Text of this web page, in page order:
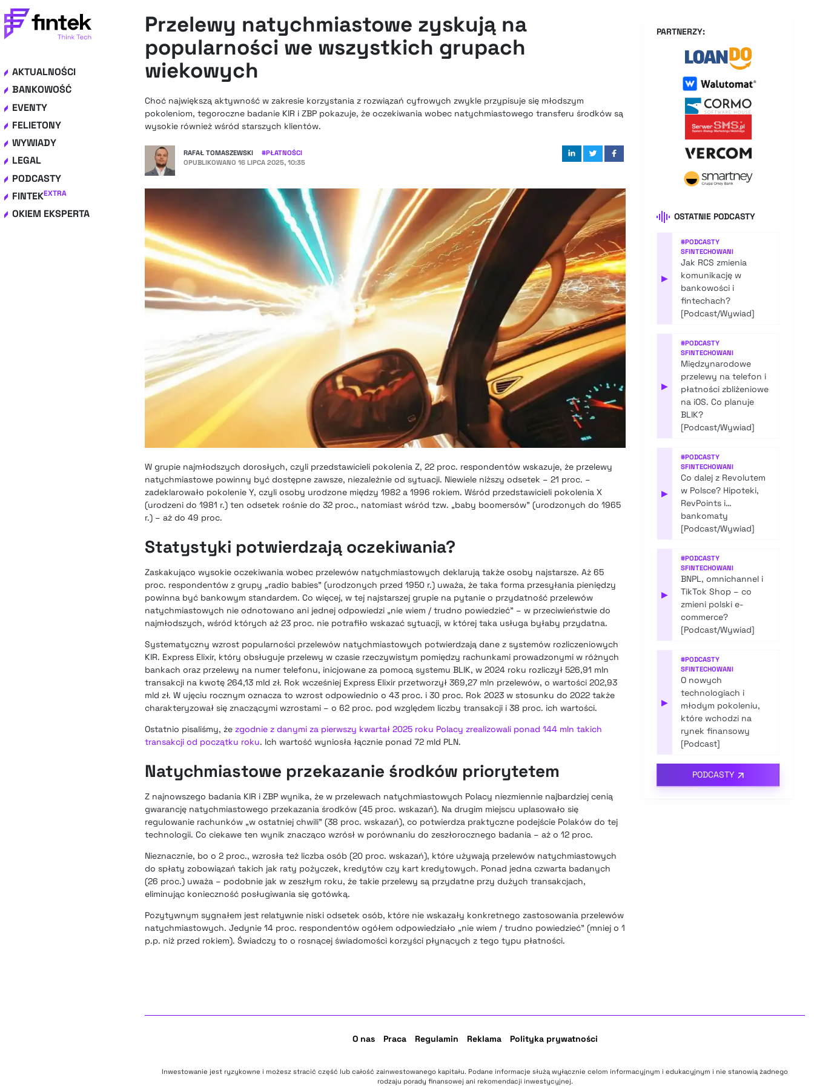
AKTUALNOŚCI
BANKOWOŚĆ
EVENTY
FELIETONY
WYWIADY
LEGAL
PODCASTY
FINTEKEXTRA
OKIEM EKSPERTA
Przelewy natychmiastowe zyskują na
popularności we wszystkich grupach
wiekowych
Choć największą aktywność w zakresie korzystania z rozwiązań cyfrowych zwykle przypisuje się młodszym
pokoleniom, tegoroczne badanie KIR i ZBP pokazuje, że oczekiwania wobec natychmiastowego transferu środków są
wysokie również wśród starszych klientów.
RAFAŁ TOMASZEWSKI #PŁATNOŚCI
OPUBLIKOWANO 16 LIPCA 2025, 10:35
W grupie najmłodszych dorosłych, czyli przedstawicieli pokolenia Z, 22 proc. respondentów wskazuje, że przelewy
natychmiastowe powinny być dostępne zawsze, niezależnie od sytuacji. Niewiele niższy odsetek – 21 proc. –
zadeklarowało pokolenie Y, czyli osoby urodzone między 1982 a 1996 rokiem. Wśród przedstawicieli pokolenia X
(urodzeni do 1981 r.) ten odsetek rośnie do 32 proc., natomiast wśród tzw. „baby boomersów” (urodzonych do 1965
r.) – aż do 49 proc.
Statystyki potwierdzają oczekiwania?
Zaskakująco wysokie oczekiwania wobec przelewów natychmiastowych deklarują także osoby najstarsze. Aż 65
proc. respondentów z grupy „radio babies” (urodzonych przed 1950 r.) uważa, że taka forma przesyłania pieniędzy
powinna być bankowym standardem. Co więcej, w tej najstarszej grupie na pytanie o przydatność przelewów
natychmiastowych nie odnotowano ani jednej odpowiedzi „nie wiem / trudno powiedzieć” – w przeciwieństwie do
najmłodszych, wśród których aż 23 proc. nie potrafiło wskazać sytuacji, w której taka usługa byłaby przydatna.
Systematyczny wzrost popularności przelewów natychmiastowych potwierdzają dane z systemów rozliczeniowych
KIR. Express Elixir, który obsługuje przelewy w czasie rzeczywistym pomiędzy rachunkami prowadzonymi w różnych
bankach oraz przelewy na numer telefonu, inicjowane za pomocą systemu BLIK, w 2024 roku rozliczył 526,91 mln
transakcji na kwotę 264,13 mld zł. Rok wcześniej Express Elixir przetworzył 369,27 mln przelewów, o wartości 202,93
mld zł. W ujęciu rocznym oznacza to wzrost odpowiednio o 43 proc. i 30 proc. Rok 2023 w stosunku do 2022 także
charakteryzował się znaczącymi wzrostami – o 62 proc. pod względem liczby transakcji i 38 proc. ich wartości.
Ostatnio pisaliśmy, że zgodnie z danymi za pierwszy kwartał 2025 roku Polacy zrealizowali ponad 144 mln takich
transakcji od początku roku. Ich wartość wyniosła łącznie ponad 72 mld PLN.
Natychmiastowe przekazanie środków priorytetem
Z najnowszego badania KIR i ZBP wynika, że w przelewach natychmiastowych Polacy niezmiennie najbardziej cenią
gwarancję natychmiastowego przekazania środków (45 proc. wskazań). Na drugim miejscu uplasowało się
regulowanie rachunków „w ostatniej chwili” (38 proc. wskazań), co potwierdza praktyczne podejście Polaków do tej
technologii. Co ciekawe ten wynik znacząco wzrósł w porównaniu do zeszłorocznego badania – aż o 12 proc.
Nieznacznie, bo o 2 proc., wzrosła też liczba osób (20 proc. wskazań), które używają przelewów natychmiastowych
do spłaty zobowiązań takich jak raty pożyczek, kredytów czy kart kredytowych. Ponad jedna czwarta badanych
(26 proc.) uważa – podobnie jak w zeszłym roku, że takie przelewy są przydatne przy dużych transakcjach,
eliminując konieczność posługiwania się gotówką.
Pozytywnym sygnałem jest relatywnie niski odsetek osób, które nie wskazały konkretnego zastosowania przelewów
natychmiastowych. Jedynie 14 proc. respondentów ogółem odpowiedziało „nie wiem / trudno powiedzieć” (mniej o 1
p.p. niż przed rokiem). Świadczy to o rosnącej świadomości korzyści płynących z tego typu płatności.
PARTNERZY:
OSTATNIE PODCASTY
▶
#PODCASTY
SFINTECHOWANI
Jak RCS zmienia
komunikację w
bankowości i
fintechach?
[Podcast/Wywiad]
▶
#PODCASTY
SFINTECHOWANI
Międzynarodowe
przelewy na telefon i
płatności zbliżeniowe
na iOS. Co planuje
BLIK?
[Podcast/Wywiad]
▶
#PODCASTY
SFINTECHOWANI
Co dalej z Revolutem
w Polsce? Hipoteki,
RevPoints i…
bankomaty
[Podcast/Wywiad]
▶
#PODCASTY
SFINTECHOWANI
BNPL, omnichannel i
TikTok Shop – co
zmieni polski e-
commerce?
[Podcast/Wywiad]
▶
#PODCASTY
SFINTECHOWANI
O nowych
technologiach i
młodym pokoleniu,
które wchodzi na
rynek finansowy
[Podcast]
PODCASTY
O nas Praca Regulamin Reklama Polityka prywatności
Inwestowanie jest ryzykowne i możesz stracić część lub całość zainwestowanego kapitału. Podane informacje służą wyłącznie celom informacyjnym i edukacyjnym i nie stanowią żadnego
rodzaju porady finansowej ani rekomendacji inwestycyjnej.